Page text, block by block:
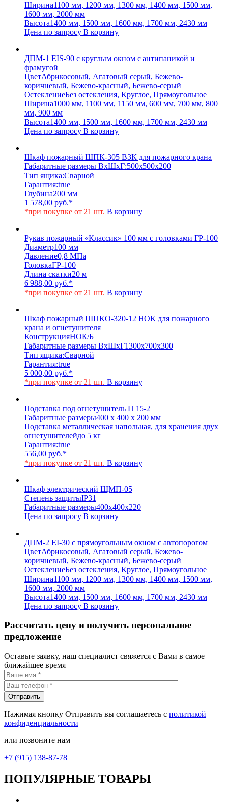
Ширина1100 мм, 1200 мм, 1300 мм, 1400 мм, 1500 мм,
1600 мм, 2000 мм
Высота1400 мм, 1500 мм, 1600 мм, 1700 мм, 2430 мм
Цена по запросу В корзину
ДПМ-1 EIS-90 с круглым окном с антипаникой и
фрамугой
ЦветАбрикосовый, Агатовый серый, Бежево-
коричневый, Бежево-красный, Бежево-серый
ОстеклениеБез остекления, Круглое, Прямоугольное
Ширина1000 мм, 1100 мм, 1150 мм, 600 мм, 700 мм, 800
мм, 900 мм
Высота1400 мм, 1500 мм, 1600 мм, 1700 мм, 2430 мм
Цена по запросу В корзину
Шкаф пожарный ШПК-305 ВЗК для пожарного крана
Габаритные размеры ВхШхГ:500х500х200
Тип ящика:Сварной
Гарантия:true
Глубина200 мм
1 578,00 руб.*
*при покупке от 21 шт. В корзину
Рукав пожарный «Классик» 100 мм с головками ГР-100
Диаметр100 мм
Давление0,8 МПа
ГоловкаГР-100
Длина скатки20 м
6 988,00 руб.*
*при покупке от 21 шт. В корзину
Шкаф пожарный ШПКО-320-12 НОК для пожарного
крана и огнетушителя
КонструкцияНОК/Б
Габаритные размеры ВхШхГ1300х700х300
Тип ящика:Сварной
Гарантия:true
5 000,00 руб.*
*при покупке от 21 шт. В корзину
Подставка под огнетушитель П 15-2
Габаритные размеры400 х 400 х 200 мм
Подставка металлическая напольная, для хранения двух
огнетушителейдо 5 кг
Гарантия:true
556,00 руб.*
*при покупке от 21 шт. В корзину
Шкаф электрический ЩМП-05
Степень защитыIP31
Габаритные размеры400х400х220
Цена по запросу В корзину
ДПМ-2 EI-30 с прямоугольным окном с автопорогом
ЦветАбрикосовый, Агатовый серый, Бежево-
коричневый, Бежево-красный, Бежево-серый
ОстеклениеБез остекления, Круглое, Прямоугольное
Ширина1100 мм, 1200 мм, 1300 мм, 1400 мм, 1500 мм,
1600 мм, 2000 мм
Высота1400 мм, 1500 мм, 1600 мм, 1700 мм, 2430 мм
Цена по запросу В корзину
Рассчитать цену и получить персональное
предложение
Оставьте заявку, наш специалист свяжется с Вами в самое
ближайшее время
Нажимая кнопку Отправить вы соглашаетесь с политикой
конфиденциальности
или позвоните нам
+7 (915) 138-87-78
ПОПУЛЯРНЫЕ ТОВАРЫ